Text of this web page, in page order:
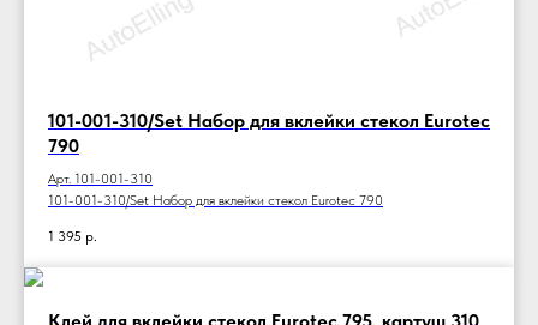
101-001-310/Set Набор для вклейки стекол Eurotec
790
Арт. 101-001-310
101-001-310/Set Набор для вклейки стекол Eurotec 790
1 395 р.